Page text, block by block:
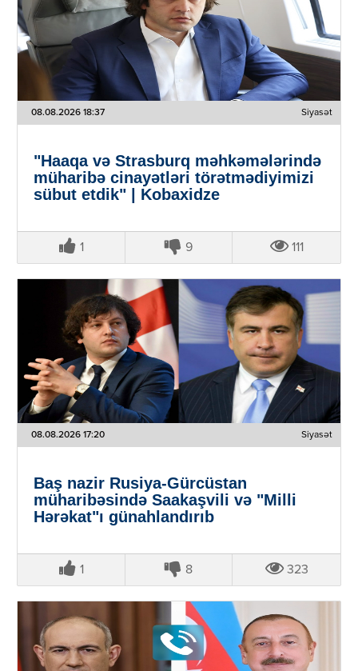
08.08.2026 18:37 Siyasət
"Haaqa və Strasburq məhkəmələrində
müharibə cinayətləri törətmədiyimizi
sübut etdik" | Kobaxidze
1 9 111
08.08.2026 17:20 Siyasət
Baş nazir Rusiya-Gürcüstan
müharibəsində Saakaşvili və "Milli
Hərəkat"ı günahlandırıb
1 8 323